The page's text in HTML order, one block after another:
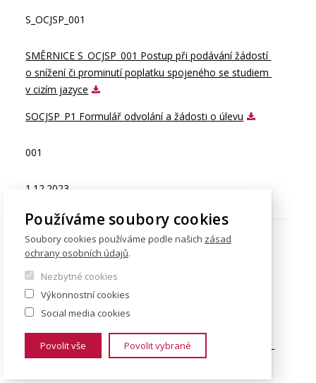
S_OCJSP_001
SMĚRNICE S_OCJSP_001 Postup při podávání žádostí
o snížení či prominutí poplatku spojeného se studiem
v cizím jazyce
SOCJSP_P1 Formulář odvolání a žádosti o úlevu
001
1.12.2023
25/2023
S_OZS_001
výzkumných pobytů CŽV na FSV UK v rámci programů
v cizím jazyce
Používáme soubory cookies
Soubory cookies používáme podle našich zásad
ochrany osobních údajů.
Nezbytné cookies
Výkonnostní cookies
Social media cookies
Povolit vše Povolit vybrané